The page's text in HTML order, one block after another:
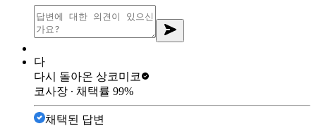
다
다시 돌아온 상코미코
코사장 ∙ 채택률 99%
채택된 답변